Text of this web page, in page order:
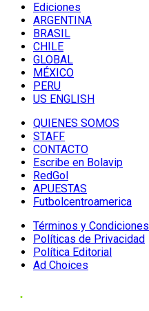
Ediciones
ARGENTINA
BRASIL
CHILE
GLOBAL
MÉXICO
PERU
US ENGLISH
QUIENES SOMOS
STAFF
CONTACTO
Escribe en Bolavip
RedGol
APUESTAS
Futbolcentroamerica
Términos y Condiciones
Políticas de Privacidad
Política Editorial
Ad Choices